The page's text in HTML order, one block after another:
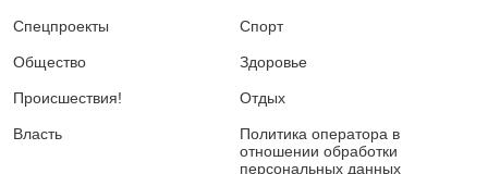
Спецпроекты
Общество
Происшествия!
Власть
Спорт
Здоровье
Отдых
Политика оператора в
отношении обработки
персональных данных